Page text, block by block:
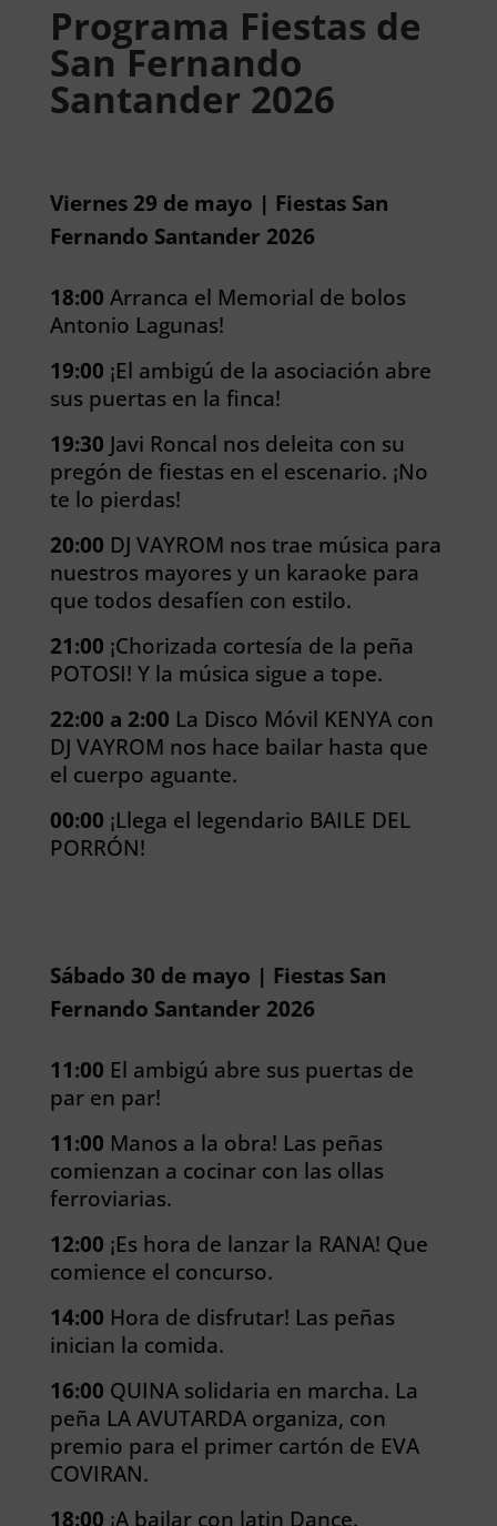
Programa Fiestas de
San Fernando
Santander 2026
Viernes 29 de mayo | Fiestas San
Fernando Santander 2026
18:00 Arranca el Memorial de bolos
Antonio Lagunas!
19:00 ¡El ambigú de la asociación abre
sus puertas en la finca!
19:30 Javi Roncal nos deleita con su
pregón de fiestas en el escenario. ¡No
te lo pierdas!
20:00 DJ VAYROM nos trae música para
nuestros mayores y un karaoke para
que todos desafíen con estilo.
21:00 ¡Chorizada cortesía de la peña
POTOSI! Y la música sigue a tope.
22:00 a 2:00 La Disco Móvil KENYA con
DJ VAYROM nos hace bailar hasta que
el cuerpo aguante.
00:00 ¡Llega el legendario BAILE DEL
PORRÓN!
Sábado 30 de mayo | Fiestas San
Fernando Santander 2026
11:00 El ambigú abre sus puertas de
par en par!
11:00 Manos a la obra! Las peñas
comienzan a cocinar con las ollas
ferroviarias.
12:00 ¡Es hora de lanzar la RANA! Que
comience el concurso.
14:00 Hora de disfrutar! Las peñas
inician la comida.
16:00 QUINA solidaria en marcha. La
peña LA AVUTARDA organiza, con
premio para el primer cartón de EVA
COVIRAN.
18:00 ¡A bailar con latin Dance.